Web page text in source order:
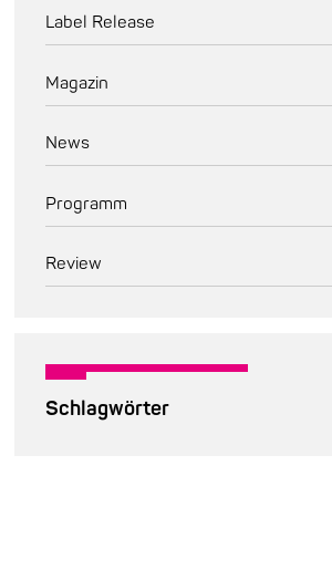
Label Release
Magazin
News
Programm
Review
Schlagwörter